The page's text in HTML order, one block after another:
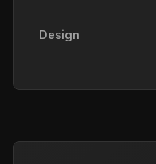
Design